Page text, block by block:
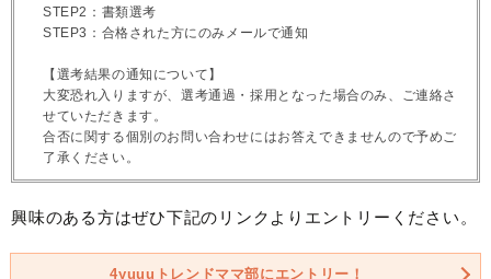
STEP2：書類選考
STEP3：合格された方にのみメールで通知
【選考結果の通知について】
大変恐れ入りますが、選考通過・採用となった場合のみ、ご連絡さ
せていただきます。
合否に関する個別のお問い合わせにはお答えできませんので予めご
了承ください。
興味のある方はぜひ下記のリンクよりエントリーください。
4yuuuトレンドママ部にエントリー！